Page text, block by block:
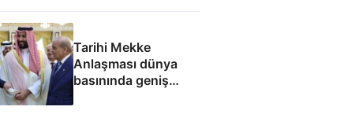
Tarihi Mekke
Anlaşması dünya
basınında geniş
yankı uyandırdı